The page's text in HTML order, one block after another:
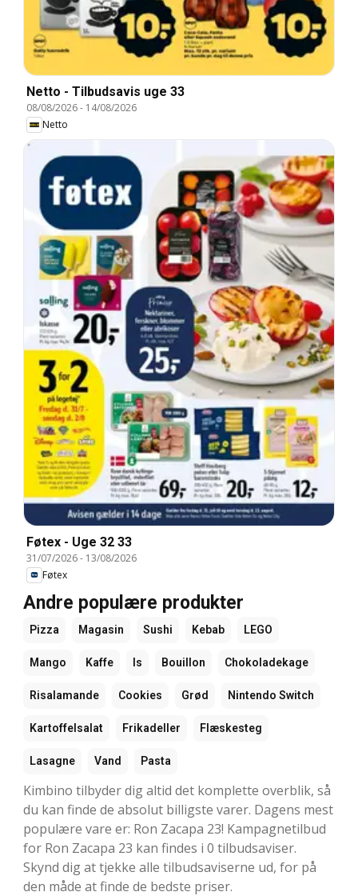
Netto - Tilbudsavis uge 33
08/08/2026- 14/08/2026
Netto
Føtex - Uge 32 33
31/07/2026- 13/08/2026
Føtex
Andre populære produkter
Pizza Magasin Sushi Kebab LEGO
Mango Kaffe Is Bouillon Chokoladekage
Risalamande Cookies Grød Nintendo Switch
Kartoffelsalat Frikadeller Flæskesteg
Lasagne Vand Pasta
Kimbino tilbyder dig altid det komplette overblik, så
du kan finde de absolut billigste varer. Dagens mest
populære vare er: Ron Zacapa 23! Kampagnetilbud
for Ron Zacapa 23 kan findes i 0 tilbudsaviser.
Skynd dig at tjekke alle tilbudsaviserne ud, for på
den måde at finde de bedste priser.